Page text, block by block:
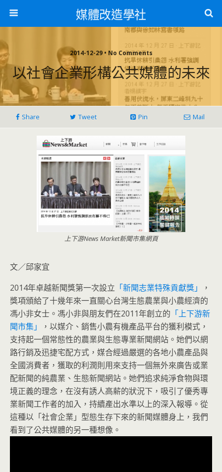
媒體改造學社
2014-12-29 • No Comments
以社會企業形構公共媒體的未來
Share Tweet Pin Mail
上下游News Market新聞市集網頁
文／邱家宜
2014年卓越新聞獎第一次設立 「新聞志業特殊貢獻獎」
，
獎項頒給了十幾年來一直關心台灣生態農業與小農經濟的
馮小非女士。馮小非與朋友們在2011年創立的 「上下游新
聞市集」
，以媒介、銷售小農有機產品平台的獲利模式，
支持起一個常態性的農業與生態專業新聞網站。 她們以網
路行銷及迅捷宅配方式，媒合經過嚴選的各地小農產品與
全國消費者，獲取的利潤則用來支持一個無外來廣告或業
配新聞的純農業、生態新聞網站。她們追求純淨食物與環
境正義的理念，在沒有誘人高薪的狀況下，吸引了優秀專
業新聞工作者的加入，持續產出水準以上的深入報導。從
這種以「社會企業」型態生存下來的新聞媒體身上，我們
看到了公共媒體的另一種想像。